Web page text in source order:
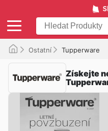
Ostatní Tupperware
Získejte